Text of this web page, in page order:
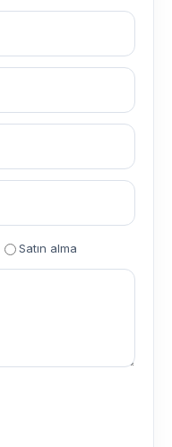
Satın alma